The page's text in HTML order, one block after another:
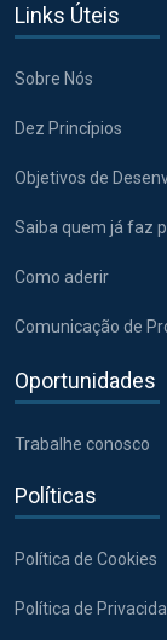
Links Úteis
Sobre Nós
Dez Princípios
Objetivos de
Saiba quem já faz
Como aderir
Comunicação de
Oportunidades
Trabalhe conosco
Políticas
Política de Cookies
Política de